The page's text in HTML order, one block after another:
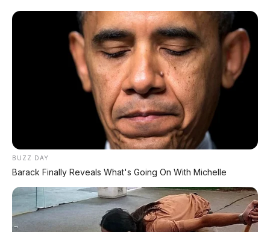
LIHAT LAINNYA
BUZZ DAY
Barack Finally Reveals What's Going On With Michelle